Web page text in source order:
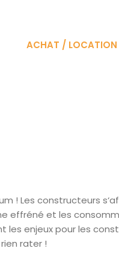
ACHAT / LOCATION
! Les constructeurs
effréné et les
les enjeux pour les
rater !